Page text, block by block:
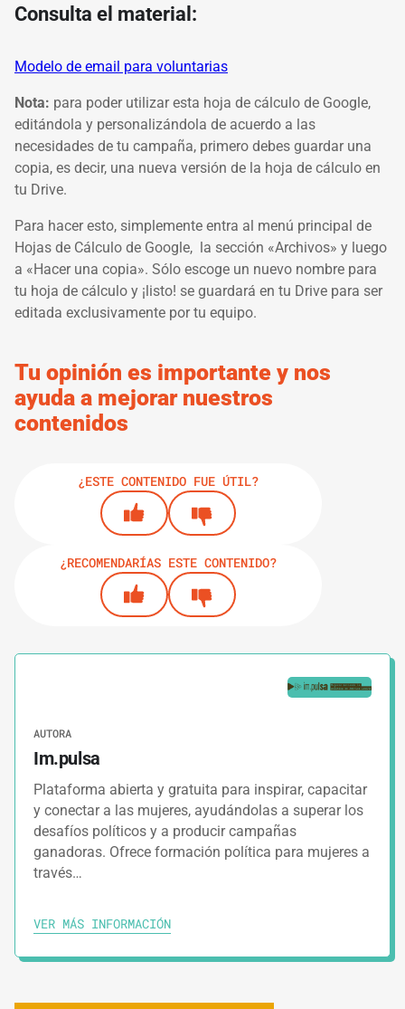
Consulta el material:
Modelo de email para voluntarias
Nota: para poder utilizar esta hoja de cálculo de Google,
editándola y personalizándola de acuerdo a las
necesidades de tu campaña, primero debes guardar una
copia, es decir, una nueva versión de la hoja de cálculo en
tu Drive.
Para hacer esto, simplemente entra al menú principal de
Hojas de Cálculo de Google, la sección «Archivos» y luego
a «Hacer una copia». Sólo escoge un nuevo nombre para
tu hoja de cálculo y ¡listo! se guardará en tu Drive para ser
editada exclusivamente por tu equipo.
Tu opinión es importante y nos
ayuda a mejorar nuestros
contenidos
¿ESTE CONTENIDO FUE ÚTIL?
¿RECOMENDARÍAS ESTE CONTENIDO?
AUTORA
Im.pulsa
Plataforma abierta y gratuita para inspirar, capacitar
y conectar a las mujeres, ayudándolas a superar los
desafíos políticos y a producir campañas
ganadoras. Ofrece formación política para mujeres a
través…
VER MÁS INFORMACIÓN